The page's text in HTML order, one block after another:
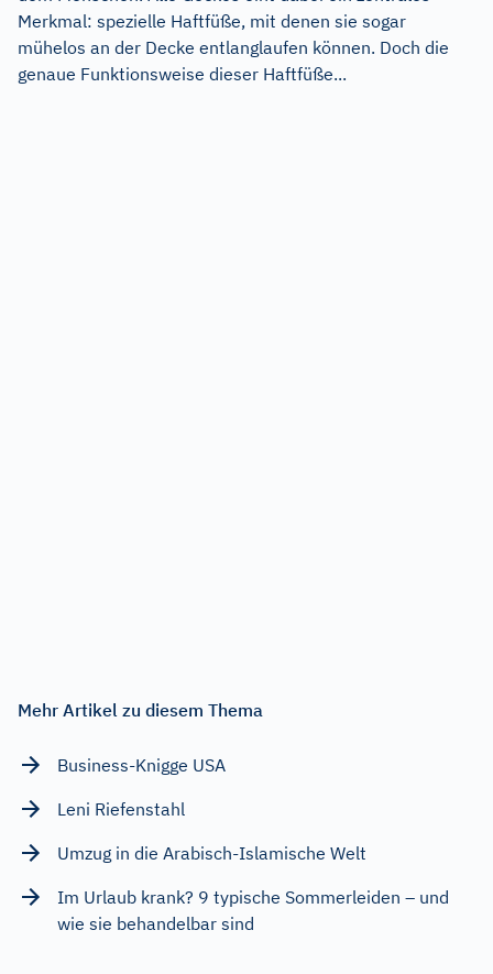
Merkmal: spezielle Haftfüße, mit denen sie sogar
mühelos an der Decke entlanglaufen können. Doch die
genaue Funktionsweise dieser Haftfüße...
Mehr Artikel zu diesem Thema
Business-Knigge USA
Leni Riefenstahl
Umzug in die Arabisch-Islamische Welt
Im Urlaub krank? 9 typische Sommerleiden – und
wie sie behandelbar sind